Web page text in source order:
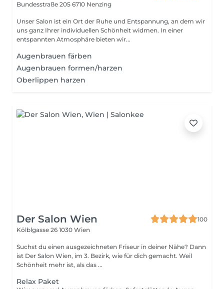
Bundesstraße 205 6710 Nenzing
Unser Salon ist ein Ort der Ruhe und Entspannung, an dem wir
uns ganz Ihrer individuellen Schönheit widmen. In einer
entspannten Atmosphäre bieten wir...
Augenbrauen färben
Augenbrauen formen/harzen
Oberlippen harzen
Der Salon Wien
100
Kölblgasse 26 1030 Wien
Suchst du einen ausgezeichneten Friseur in deiner Nähe? Dann
ist Der Salon Wien, im 3. Bezirk, wie für dich gemacht. Weil
Schönheit mehr ist, als das ...
Relax Paket